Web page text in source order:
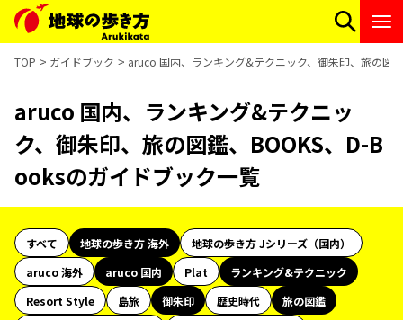
TOP ガイドブック aruco 国内、ランキング&テクニック、御朱印、旅の図
aruco 国内、ランキング&テクニッ
ク、御朱印、旅の図鑑、BOOKS、D-B
ooksのガイドブック一覧
すべて 地球の歩き方 海外
地球の歩き方 Jシリーズ（国内）
aruco 海外
aruco 国内 Plat
ランキング&テクニック
Resort Style
島旅 御朱印 歴史時代
旅の図鑑